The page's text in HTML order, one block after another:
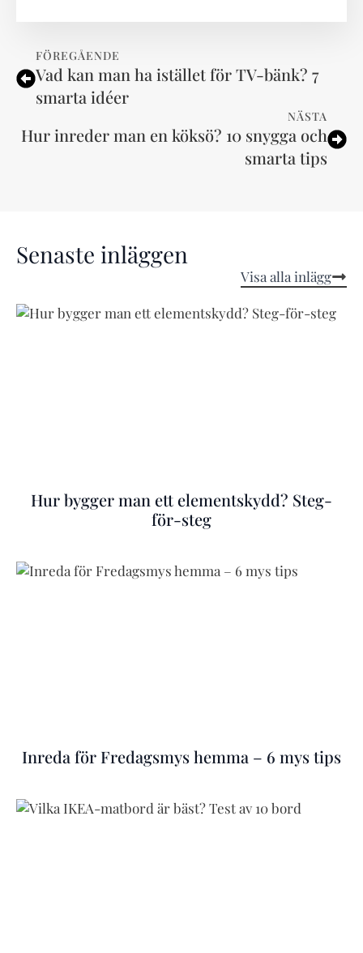
FÖREGÅENDE
Vad kan man ha istället för TV-bänk? 7
smarta idéer
NÄSTA
Hur inreder man en köksö? 10 snygga och
smarta tips
Senaste inläggen
Visa alla inlägg
Hur bygger man ett elementskydd? Steg-
för-steg
Inreda för Fredagsmys hemma – 6 mys tips